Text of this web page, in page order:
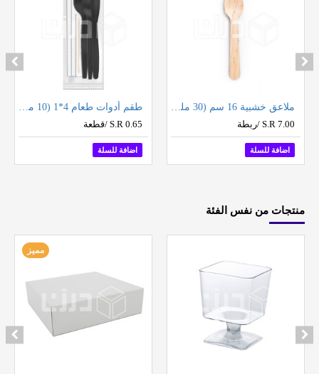
ملاعق خشبية 16 سم (30 ملعقة في مغلف)
S.R 7.00 /ربطة
اضافة للسلة
طقم أدوات طعام 4*1 (10 مغلفات بالشدة)
S.R 0.65 /قطعة
اضافة للسلة
منتجات من نفس الفئة
مميز